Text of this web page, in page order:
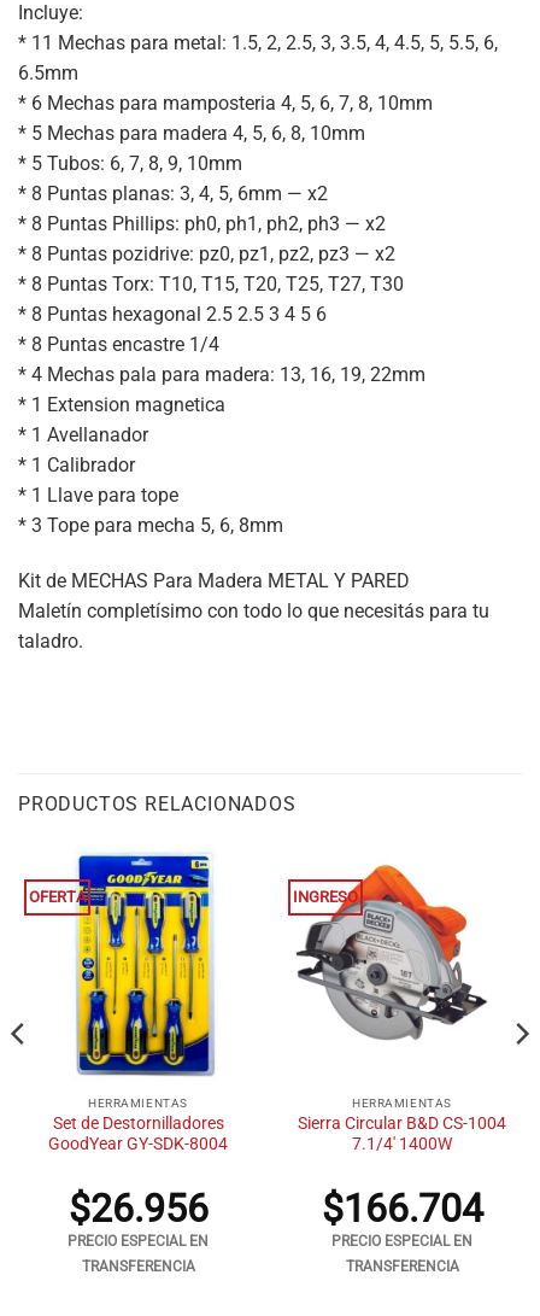
Incluye:
* 11 Mechas para metal: 1.5, 2, 2.5, 3, 3.5, 4, 4.5, 5, 5.5, 6,
6.5mm
* 6 Mechas para mamposteria 4, 5, 6, 7, 8, 10mm
* 5 Mechas para madera 4, 5, 6, 8, 10mm
* 5 Tubos: 6, 7, 8, 9, 10mm
* 8 Puntas planas: 3, 4, 5, 6mm — x2
* 8 Puntas Phillips: ph0, ph1, ph2, ph3 — x2
* 8 Puntas pozidrive: pz0, pz1, pz2, pz3 — x2
* 8 Puntas Torx: T10, T15, T20, T25, T27, T30
* 8 Puntas hexagonal 2.5 2.5 3 4 5 6
* 8 Puntas encastre 1/4
* 4 Mechas pala para madera: 13, 16, 19, 22mm
* 1 Extension magnetica
* 1 Avellanador
* 1 Calibrador
* 1 Llave para tope
* 3 Tope para mecha 5, 6, 8mm
Kit de MECHAS Para Madera METAL Y PARED
Maletín completísimo con todo lo que necesitás para tu
taladro.
PRODUCTOS RELACIONADOS
OFERTA
HERRAMIENTAS
Set de Destornilladores
GoodYear GY-SDK-8004
$26.956
PRECIO ESPECIAL EN
TRANSFERENCIA
INGRESO
HERRAMIENTAS
Sierra Circular B&D CS-1004
7.1/4′ 1400W
$166.704
PRECIO ESPECIAL EN
TRANSFERENCIA